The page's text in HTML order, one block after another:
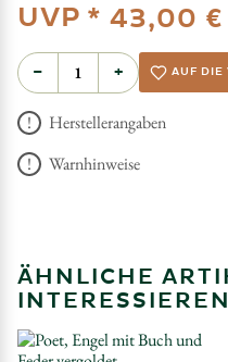
UVP * 43,00 €
− + AUF DIE
Herstellerangaben
Warnhinweise
ÄHNLICHE